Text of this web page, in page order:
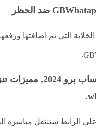
التي تم اضافتها
.
الرابط ستنتقل